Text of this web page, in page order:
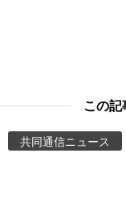
この
共同通信ニュース